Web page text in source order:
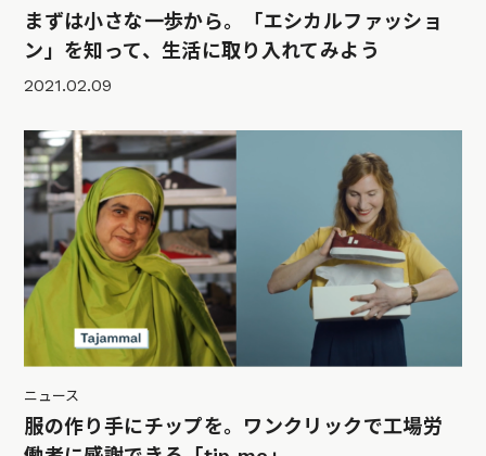
まずは小さな一歩から。「エシカルファッショ
ン」を知って、生活に取り入れてみよう
2021.02.09
ニュース
服の作り手にチップを。ワンクリックで工場労